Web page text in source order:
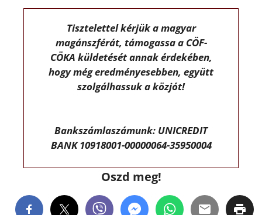
Tisztelettel kérjük a magyar
magánszférát, támogassa a CÖF-
CÖKA küldetését annak érdekében,
hogy még eredményesebben, együtt
szolgálhassuk a közjót!
Bankszámlaszámunk: UNICREDIT
BANK 10918001-00000064-35950004
Oszd meg!